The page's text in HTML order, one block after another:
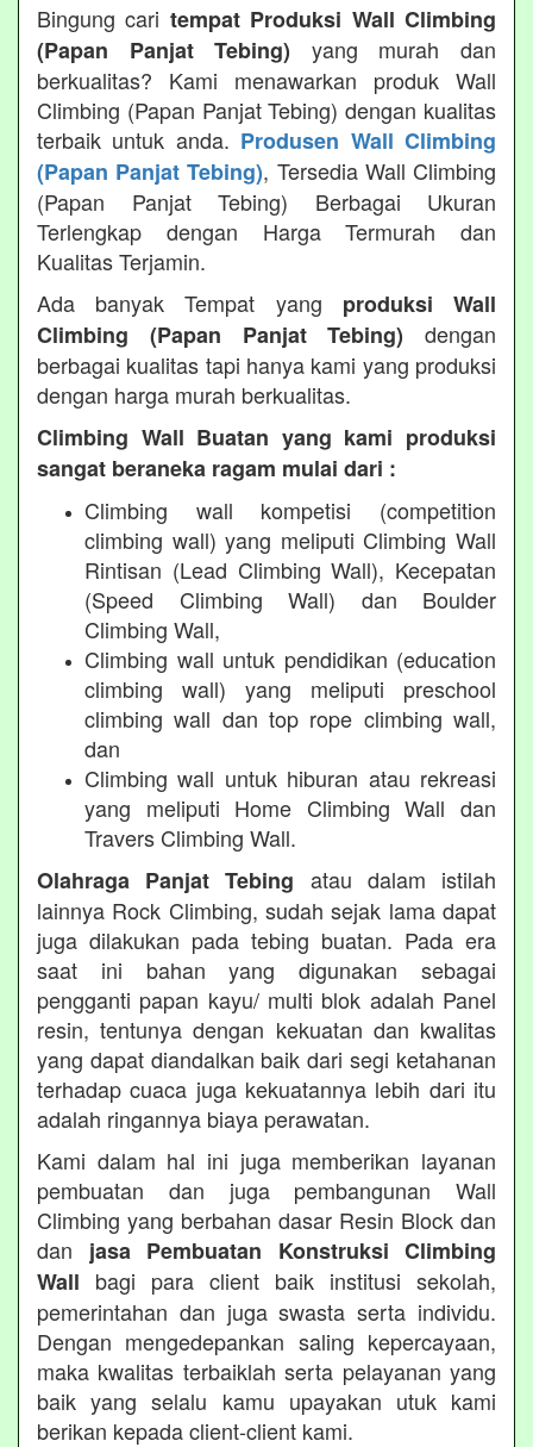
Bingung cari tempat Produksi Wall Climbing
(Papan Panjat Tebing) yang murah dan
berkualitas? Kami menawarkan produk Wall
Climbing (Papan Panjat Tebing) dengan kualitas
terbaik untuk anda. Produsen Wall Climbing
(Papan Panjat Tebing), Tersedia Wall Climbing
(Papan Panjat Tebing) Berbagai Ukuran
Terlengkap dengan Harga Termurah dan
Kualitas Terjamin.
Ada banyak Tempat yang produksi Wall
Climbing (Papan Panjat Tebing) dengan
berbagai kualitas tapi hanya kami yang produksi
dengan harga murah berkualitas.
Climbing Wall Buatan yang kami produksi
sangat beraneka ragam mulai dari :
Climbing wall kompetisi (competition
climbing wall) yang meliputi Climbing Wall
Rintisan (Lead Climbing Wall), Kecepatan
(Speed Climbing Wall) dan Boulder
Climbing Wall,
Climbing wall untuk pendidikan (education
climbing wall) yang meliputi preschool
climbing wall dan top rope climbing wall,
dan
Climbing wall untuk hiburan atau rekreasi
yang meliputi Home Climbing Wall dan
Travers Climbing Wall.
Olahraga Panjat Tebing atau dalam istilah
lainnya Rock Climbing, sudah sejak lama dapat
juga dilakukan pada tebing buatan. Pada era
saat ini bahan yang digunakan sebagai
pengganti papan kayu/ multi blok adalah Panel
resin, tentunya dengan kekuatan dan kwalitas
yang dapat diandalkan baik dari segi ketahanan
terhadap cuaca juga kekuatannya lebih dari itu
adalah ringannya biaya perawatan.
Kami dalam hal ini juga memberikan layanan
pembuatan dan juga pembangunan Wall
Climbing yang berbahan dasar Resin Block dan
dan jasa Pembuatan Konstruksi Climbing
Wall bagi para client baik institusi sekolah,
pemerintahan dan juga swasta serta individu.
Dengan mengedepankan saling kepercayaan,
maka kwalitas terbaiklah serta pelayanan yang
baik yang selalu kamu upayakan utuk kami
berikan kepada client-client kami.